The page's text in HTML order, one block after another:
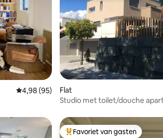
recensies
Gemiddelde beoordeling van 4,98 op 5, 95
4,98 (95)
Flat
Studio met toilet/douche
Topfavoriet van gasten
Favoriet van gasten